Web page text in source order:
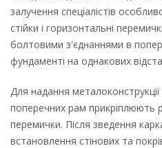
залучення спеціалістів
стійки і горизонтальні
болтовими з'єднаннями в
фундаменті на однакових
Для надання металоконструкції
поперечних рам прикріплюють
перемички. Після зведення
встановлення стінових та